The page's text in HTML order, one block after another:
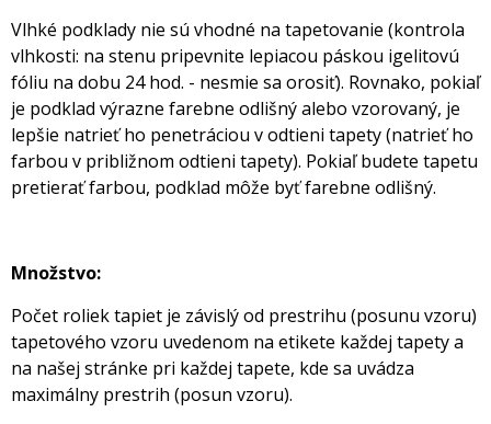
Vlhké podklady nie sú vhodné na tapetovanie (kontrola
vlhkosti: na stenu pripevnite lepiacou páskou igelitovú
fóliu na dobu 24 hod. - nesmie sa orosiť). Rovnako, pokiaľ
je podklad výrazne farebne odlišný alebo vzorovaný, je
lepšie natrieť ho penetráciou v odtieni tapety (natrieť ho
farbou v približnom odtieni tapety). Pokiaľ budete tapetu
pretierať farbou, podklad môže byť farebne odlišný.
Množstvo:
Počet roliek tapiet je závislý od prestrihu (posunu vzoru)
tapetového vzoru uvedenom na etikete každej tapety a
na našej stránke pri každej tapete, kde sa uvádza
maximálny prestrih (posun vzoru).